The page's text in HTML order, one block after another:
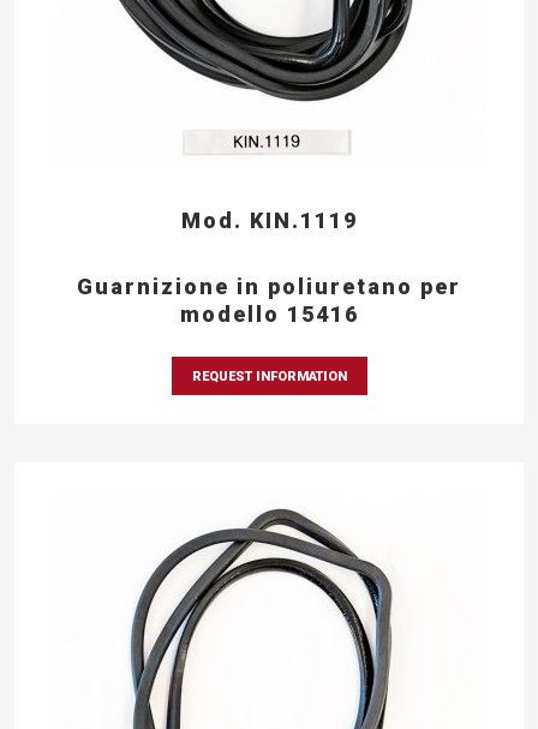
Mod. KIN.1119
Guarnizione in poliuretano per
modello 15416
REQUEST INFORMATION